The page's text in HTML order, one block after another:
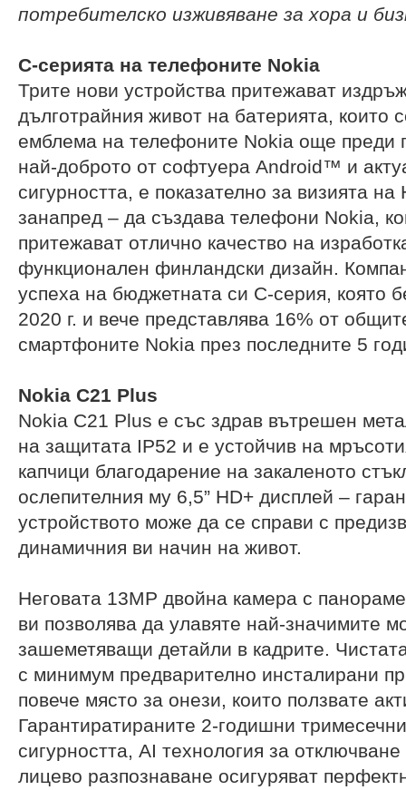
потребителско изживяване за хора и
C-серията на телефоните Nokia
Трите нови устройства притежават
дълготрайния живот на батерията, които
емблема на телефоните Nokia още преди
най-доброто от софтуера Android™ и
сигурността, е показателно за визията на
занапред – да създава телефони Nokia,
притежават отлично качество на
функционален финландски дизайн.
успеха на бюджетната си C-серия, която
2020 г. и вече представлява 16% от
смартфоните Nokia през последните 5
Nokia C21 Plus
Nokia C21 Plus е със здрав вътрешен
на защитата IP52 и е устойчив на
капчици благодарение на закаленото
ослепителния му 6,5” HD+ дисплей –
устройството може да се справи с
динамичния ви начин на живот.
Неговата 13MP двойна камера с
ви позволява да улавяте най-значимите
зашеметяващи детайли в кадрите.
с минимум предварително инсталирани
повече място за онези, които ползвате
Гарантиратираните 2-годишни
сигурността, AI технология за
лицево разпознаване осигуряват